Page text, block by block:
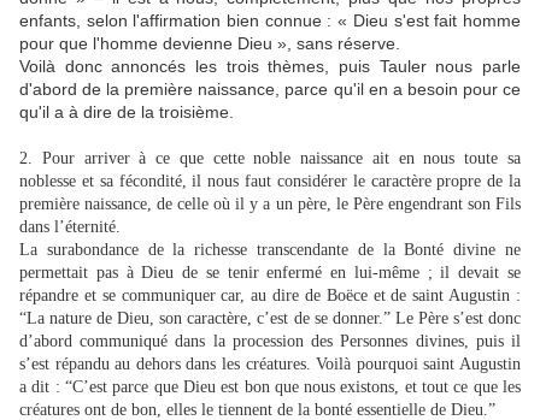
enfants, selon l'affirmation bien connue : « Dieu s'est fait homme
pour que l'homme devienne Dieu », sans réserve.
Voilà donc annoncés les trois thèmes, puis Tauler nous parle
d'abord de la première naissance, parce qu'il en a besoin pour ce
qu'il a à dire de la troisième.
2. Pour arriver à ce que cette noble naissance ait en nous toute sa
noblesse et sa fécondité, il nous faut considérer le caractère propre de la
première naissance, de celle où il y a un père, le Père engendrant son Fils
dans l’éternité.
La surabondance de la richesse transcendante de la Bonté divine ne
permettait pas à Dieu de se tenir enfermé en lui-même ; il devait se
répandre et se communiquer car, au dire de Boëce et de saint Augustin :
“La nature de Dieu, son caractère, c’est de se donner.” Le Père s’est donc
d’abord communiqué dans la procession des Personnes divines, puis il
s’est répandu au dehors dans les créatures. Voilà pourquoi saint Augustin
a dit : “C’est parce que Dieu est bon que nous existons, et tout ce que les
créatures ont de bon, elles le tiennent de la bonté essentielle de Dieu.”